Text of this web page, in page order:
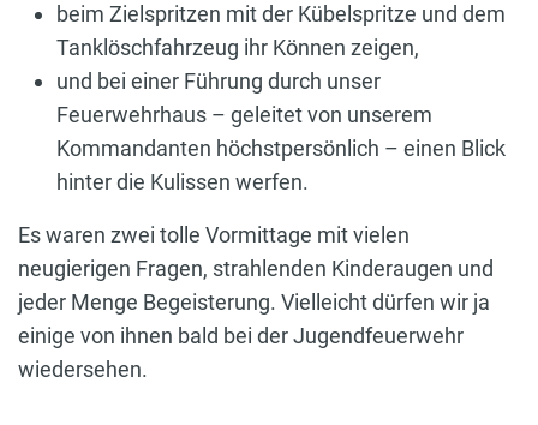
beim Zielspritzen mit der Kübelspritze und dem
Tanklöschfahrzeug ihr Können zeigen,
und bei einer Führung durch unser
Feuerwehrhaus – geleitet von unserem
Kommandanten höchstpersönlich – einen Blick
hinter die Kulissen werfen.
Es waren zwei tolle Vormittage mit vielen
neugierigen Fragen, strahlenden Kinderaugen und
jeder Menge Begeisterung. Vielleicht dürfen wir ja
einige von ihnen bald bei der Jugendfeuerwehr
wiedersehen.